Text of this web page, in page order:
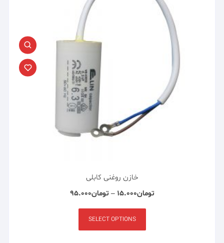
خازن روغنی کابلی
تومان۱۵.۰۰۰ – تومان۹۵.۰۰۰
SELECT OPTIONS